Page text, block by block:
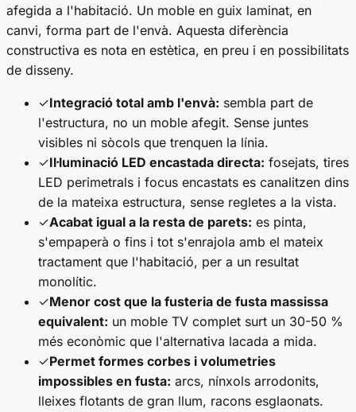
afegida a l'habitació. Un moble en guix laminat, en
canvi, forma part de l'envà. Aquesta diferència
constructiva es nota en estètica, en preu i en possibilitats
de disseny.
✓Integració total amb l'envà: sembla part de
l'estructura, no un moble afegit. Sense juntes
visibles ni sòcols que trenquen la línia.
✓Il·luminació LED encastada directa: fosejats, tires
LED perimetrals i focus encastats es canalitzen dins
de la mateixa estructura, sense regletes a la vista.
✓Acabat igual a la resta de parets: es pinta,
s'empaperà o fins i tot s'enrajola amb el mateix
tractament que l'habitació, per a un resultat
monolític.
✓Menor cost que la fusteria de fusta massissa
equivalent: un moble TV complet surt un 30-50 %
més econòmic que l'alternativa lacada a mida.
✓Permet formes corbes i volumetries
impossibles en fusta: arcs, nínxols arrodonits,
lleixes flotants de gran llum, racons esglaonats.